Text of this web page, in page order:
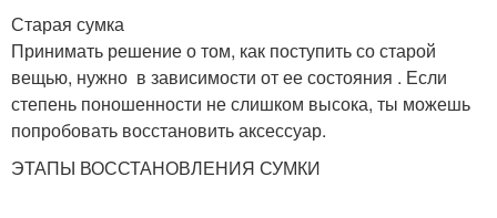
Старая сумка
Принимать решение о том, как поступить со старой
вещью, нужно в зависимости от ее состояния . Если
степень поношенности не слишком высока, ты можешь
попробовать восстановить аксессуар.
ЭТАПЫ ВОССТАНОВЛЕНИЯ СУМКИ